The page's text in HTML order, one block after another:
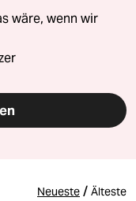
wäre, wenn wir
Neueste / Älteste